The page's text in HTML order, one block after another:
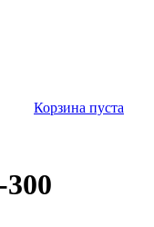
Корзина пуста